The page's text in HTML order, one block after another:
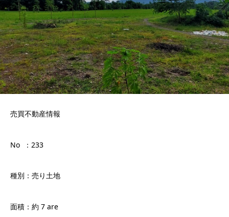
売買不動産情報
No ：233
種別：売り土地
面積：約 7 are